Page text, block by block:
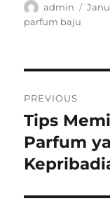
Author
admin
parfum baju
PREVIOUS
Previous
post:
Tips
Parfum